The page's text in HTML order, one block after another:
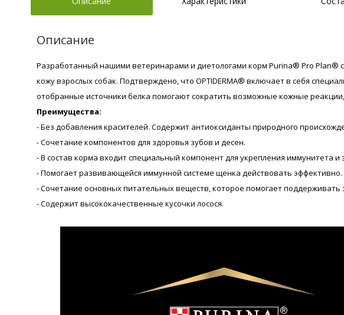
Описание
Разработанный нашими ветеринарами и диетологами корм Purina® Pro Plan®
кожу взрослых собак. Подтверждено, что OPTIDERMA® включает в себя
отобранные источники белка помогают сократить возможные кожные
Преимущества:
- Без добавления красителей. Содержит антиоксиданты природного
- Сочетание компонентов для здоровья зубов и десен.
- В состав корма входит специальный компонент для укрепления иммунитета и
- Помогает развивающейся иммунной системе щенка действовать эффективно.
- Сочетание основных питательных веществ, которое помогает
- Содержит высококачественные кусочки лосося.